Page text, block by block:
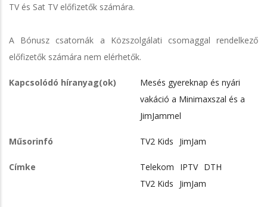
TV és Sat TV előfizetők számára.
A Bónusz csatornák a Közszolgálati csomaggal rendelkező
előfizetők számára nem elérhetők.
Kapcsolódó híranyag(ok)
Mesés gyereknap és nyári
vakáció a Minimaxszal és a
JimJammel
Műsorinfó TV2 Kids JimJam
Címke Telekom IPTV DTH
TV2 Kids
JimJam